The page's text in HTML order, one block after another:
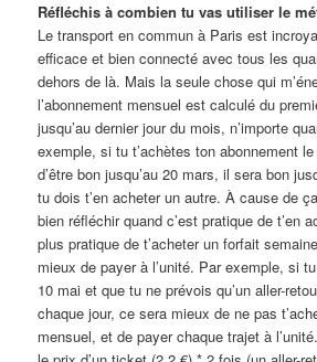
Réfléchis à combien tu vas utiliser le
Le transport en commun à Paris est
efficace et bien connecté avec tous les
dehors de là. Mais la seule chose qui
l’abonnement mensuel est calculé du
jusqu’au dernier jour du mois, n’importe
exemple, si tu t’achètes ton abonnement
d’être bon jusqu’au 20 mars, il sera bon
tu dois t’en acheter un autre. À cause de
bien réfléchir quand c’est pratique de t’en
plus pratique de t’acheter un forfait
mieux de payer à l’unité. Par exemple, si
10 mai et que tu ne prévois qu’un aller-
chaque jour, ce sera mieux de ne pas
mensuel, et de payer chaque trajet à